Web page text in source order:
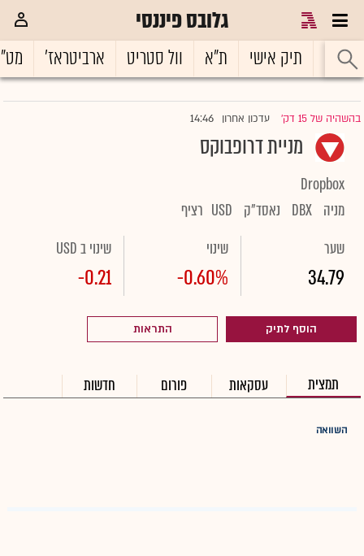
גלובס פיננסי
ראשי תיק אישי ת"א וול סטריט ארביטראז'
בהשהיה של 15 דק' |עדכון אחרון 14:46
מניית דרופבוקס
Dropbox
מניה DBX נאסד"ק USD רציף
שער
34.79
שינוי
-0.60%
שינוי ב USD
-0.21
הוסף לתיק התראות
תמצית עסקאות פורום חדשות
השוואה